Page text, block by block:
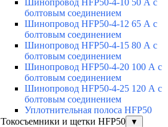
болтовым соединением
Шинопровод HFP50-4-12 65 А с
болтовым соединением
Шинопровод HFP50-4-15 80 А с
болтовым соединением
Шинопровод HFP50-4-20 100 А с
болтовым соединением
Шинопровод HFP50-4-25 120 А с
болтовым соединением
Уплотнительная полоса HFP50
Токосъемники и щетки HFP50
▼